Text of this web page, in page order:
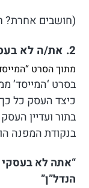
(חושבים אחרת?
2. את/ה לא בעסקי ההמבורגרים
מתוך הסרט
בסרט ‘המייסד’
כיצד העסק כל
בתור ועדיין
בנקודת המפנה
“אתה לא בעסקי
הנדל”ן”